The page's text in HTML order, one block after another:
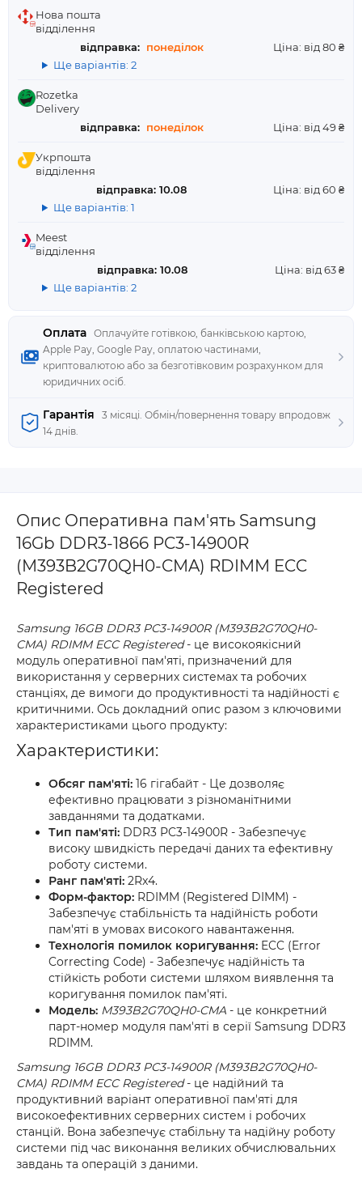
Оплата Оплачуйте готівкою, банківською картою,
Apple Pay, Google Pay, оплатою частинами,
криптовалютою або за безготівковим розрахунком для
юридичних осіб.
Нова пошта
відділення
відправка: понеділок
Ціна: від 80 ₴
Ще варіантів: 2
Rozetka
Delivery
відправка: понеділок Ціна: від 49 ₴
Укрпошта
відділення
відправка: 10.08
Ціна: від 60 ₴
Ще варіантів: 1
Meest
відділення
відправка: 10.08
Ціна: від 63 ₴
Ще варіантів: 2
Гарантія
3 місяці. Обмін/повернення товару впродовж
14 днів.
Опис Оперативна пам'ять Samsung
16Gb DDR3-1866 PC3-14900R
(M393B2G70QH0-CMA) RDIMM ECC
Registered
Samsung 16GB DDR3 PC3-14900R (M393B2G70QH0-
CMA) RDIMM ECC Registered- це високоякісний
модуль оперативної пам'яті, призначений для
використання у серверних системах та робочих
станціях, де вимоги до продуктивності та надійності є
критичними. Ось докладний опис разом з ключовими
характеристиками цього продукту:
Характеристики:
Обсяг пам'яті: 16 гігабайт - Це дозволяє
ефективно працювати з різноманітними
завданнями та додатками.
Тип пам'яті: DDR3 PC3-14900R - Забезпечує
високу швидкість передачі даних та ефективну
роботу системи.
Ранг пам'яті: 2Rx4.
Форм-фактор: RDIMM (Registered DIMM) -
Забезпечує стабільність та надійність роботи
пам'яті в умовах високого навантаження.
Технологія помилок коригування: ECC (Error
Correcting Code) - Забезпечує надійність та
стійкість роботи системи шляхом виявлення та
коригування помилок пам'яті.
Модель: M393B2G70QH0-CMA - це конкретний
парт-номер модуля пам'яті в серії Samsung DDR3
RDIMM.
Samsung 16GB DDR3 PC3-14900R (M393B2G70QH0-
CMA) RDIMM ECC Registered- це надійний та
продуктивний варіант оперативної пам'яті для
високоефективних серверних систем і робочих
станцій. Вона забезпечує стабільну та надійну роботу
системи під час виконання великих обчислювальних
завдань та операцій з даними.